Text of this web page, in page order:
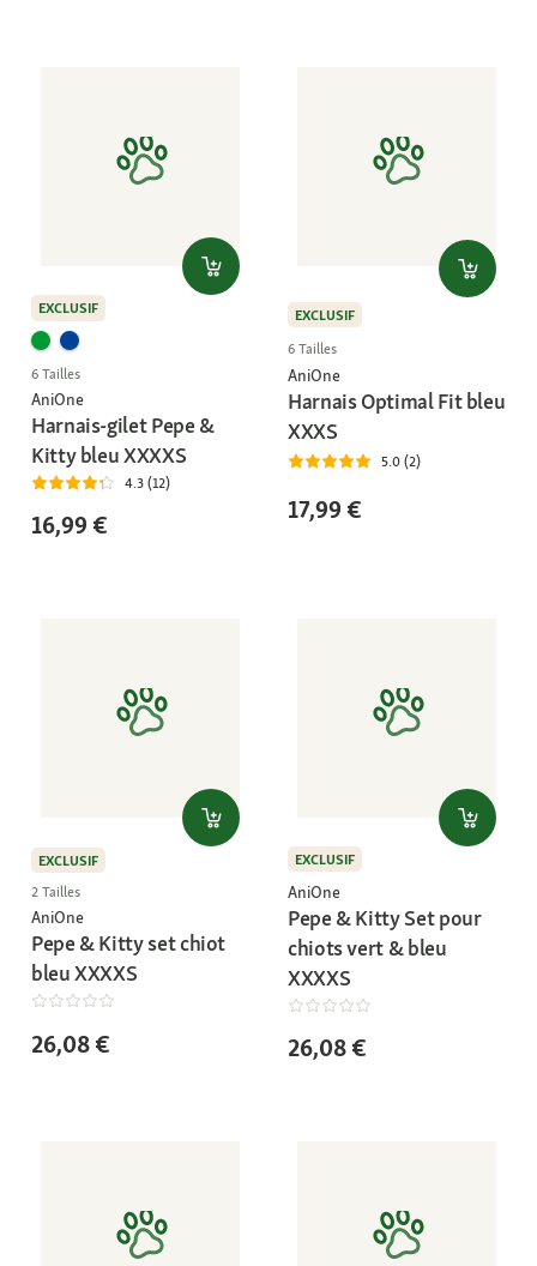
EXCLUSIF
6 Tailles
AniOne
Harnais-gilet Pepe &
Kitty bleu XXXXS
4.3 (12)
16,99 €
EXCLUSIF
6 Tailles
AniOne
Harnais Optimal Fit bleu
XXXS
5.0 (2)
17,99 €
EXCLUSIF
2 Tailles
AniOne
Pepe & Kitty set chiot
bleu XXXXS
26,08 €
EXCLUSIF
AniOne
Pepe & Kitty Set pour
chiots vert & bleu
XXXXS
26,08 €